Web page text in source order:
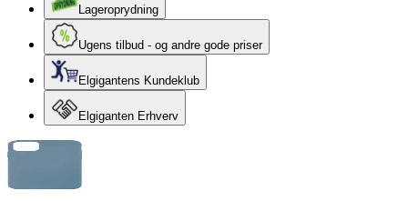
Lageroprydning
Ugens tilbud - og andre gode priser
Elgigantens Kundeklub
Elgiganten Erhverv